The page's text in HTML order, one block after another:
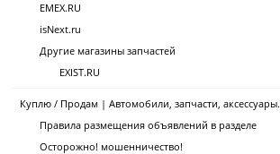
EMEX.RU
isNext.ru
Другие магазины запчастей
EXIST.RU
Куплю / Продам | Автомобили, запчасти, аксессуары.
Правила размещения объявлений в разделе
Осторожно! мошенничество!